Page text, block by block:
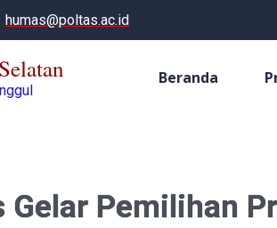
humas@poltas.ac.id
Beranda
Gelar Pemilihan